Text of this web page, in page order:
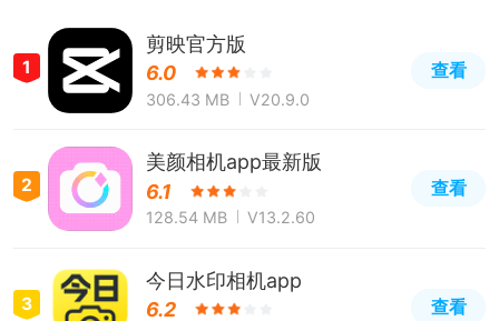
1
剪映官方版
6.0
306.43 MB V20.9.0
查看
2
美颜相机app最新版
6.1
128.54 MB V13.2.60
查看
3
今日水印相机app
6.2
查看